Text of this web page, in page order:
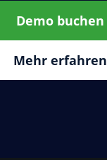
Demo buchen
Mehr erfahren